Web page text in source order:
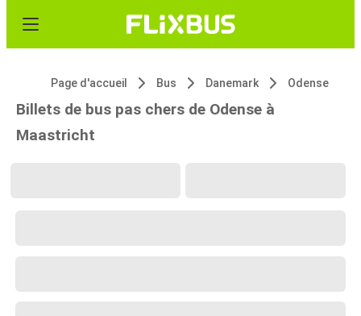
Page d'accueil Bus Danemark Odense
Billets de bus pas chers de Odense à
Maastricht